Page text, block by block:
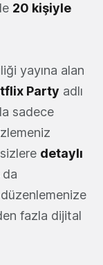
20 kişiyle
yayına alan
Party adlı
sadece
detaylı
da
fazla dijital